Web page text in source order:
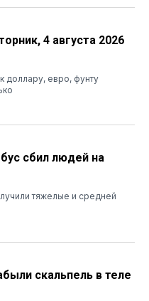
4 августа 2026
доллару, евро, фунту
сбил людей на
тяжелые и средней
скальпель в теле